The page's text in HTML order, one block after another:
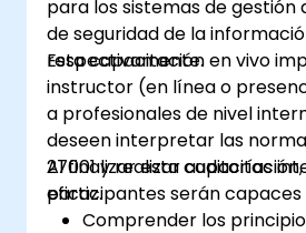
27001 en el contexto
organización
A adquirir los
para apoyar a una
planificación efectiva,
gestión, monitoreo y
un SGSI
para los sistemas de gestión
de seguridad de la
respectivamente.
Esta capacitación en vivo
instructor (en línea o
a profesionales de nivel
deseen interpretar las
27001 y realizar auditorías
eficaz.
Al finalizar esta
participantes serán capaces
Comprender los